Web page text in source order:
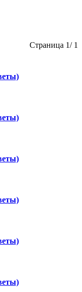
Страница 1/ 1